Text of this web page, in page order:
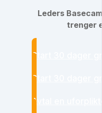
Leders
trenger
Start 30 dager
Start 30 dager
Avtal en